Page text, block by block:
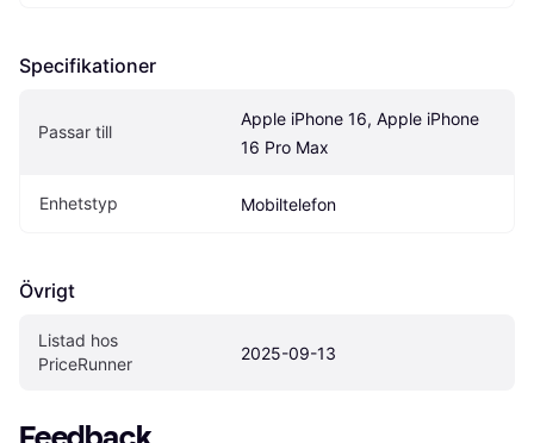
Specifikationer
Passar till
Apple iPhone 16, Apple iPhone
16 Pro Max
Enhetstyp Mobiltelefon
Övrigt
Listad hos
PriceRunner
2025-09-13